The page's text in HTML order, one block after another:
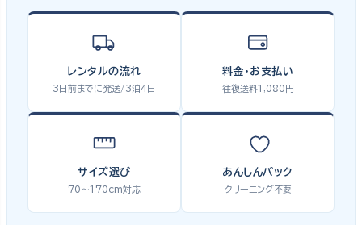
レンタルの流れ
3日前までに発送/3泊4日
料金・お支払い
往復送料1,080円
サイズ選び
70〜170cm対応
あんしんパック
クリーニング不要